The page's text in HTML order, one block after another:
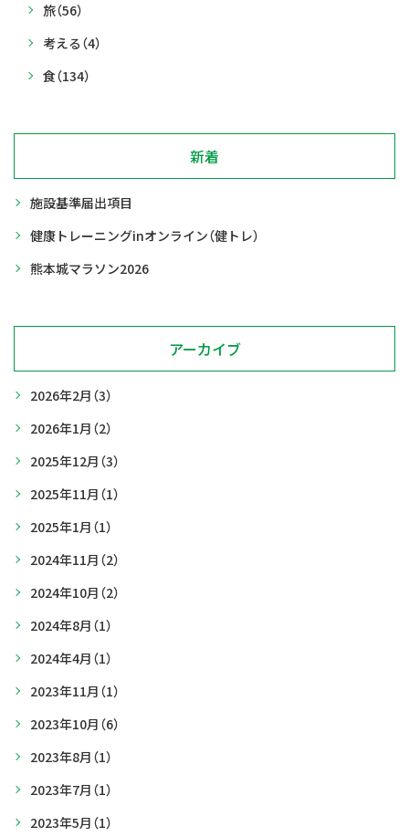
旅（56）
考える （4）
食（134）
新着
施設基準届出項目
健康トレーニングinオンライン（健トレ）
熊本城マラソン2026
アーカイブ
2026年2月 （3）
2026年1月 （2）
2025年12月 （3）
2025年11月 （1）
2025年1月 （1）
2024年11月 （2）
2024年10月 （2）
2024年8月 （1）
2024年4月 （1）
2023年11月 （1）
2023年10月 （6）
2023年8月 （1）
2023年7月 （1）
2023年5月 （1）